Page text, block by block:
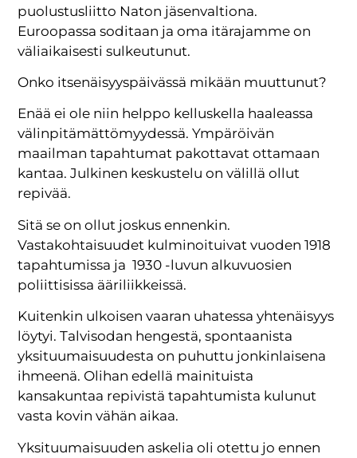
puolustusliitto Naton jäsenvaltiona.
Euroopassa soditaan ja oma itärajamme on
väliaikaisesti sulkeutunut.
Onko itsenäisyyspäivässä mikään muuttunut?
Enää ei ole niin helppo kelluskella haaleassa
välinpitämättömyydessä. Ympäröivän
maailman tapahtumat pakottavat ottamaan
kantaa. Julkinen keskustelu on välillä ollut
repivää.
Sitä se on ollut joskus ennenkin.
Vastakohtaisuudet kulminoituivat vuoden 1918
tapahtumissa ja 1930 -luvun alkuvuosien
poliittisissa ääriliikkeissä.
Kuitenkin ulkoisen vaaran uhatessa yhtenäisyys
löytyi. Talvisodan hengestä, spontaanista
yksituumaisuudesta on puhuttu jonkinlaisena
ihmeenä. Olihan edellä mainituista
kansakuntaa repivistä tapahtumista kulunut
vasta kovin vähän aikaa.
Yksituumaisuuden askelia oli otettu jo ennen